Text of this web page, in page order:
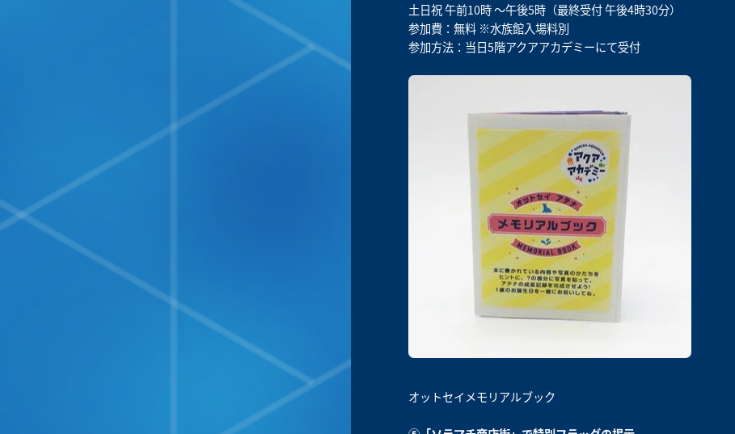
土日祝 午前10時 ～午後5時（最終受付 午後4時30分）
参加費：無料 ※水族館入場料別
参加方法：当日5階アクアアカデミーにて受付
オットセイメモリアルブック